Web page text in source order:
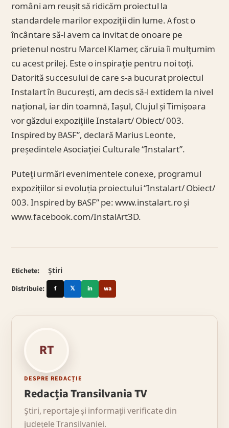
români am reușit să ridicăm proiectul la
standardele marilor expoziții din lume. A fost o
încântare să-l avem ca invitat de onoare pe
prietenul nostru Marcel Klamer, căruia îi mulțumim
cu acest prilej. Este o inspirație pentru noi toți.
Datorită succesului de care s-a bucurat proiectul
Instalart în București, am decis să-l extidem la nivel
național, iar din toamnă, Iașul, Clujul și Timișoara
vor găzdui expozițiile Instalart/ Obiect/ 003.
Inspired by BASF”, declară Marius Leonte,
președintele Asociației Culturale “Instalart”.
Puteți urmări evenimentele conexe, programul
expozițiilor si evoluția proiectului “Instalart/ Obiect/
003. Inspired by BASF” pe: www.instalart.ro și
www.facebook.com/InstalArt3D.
Etichete:
Știri
Distribuie:
f 𝕏 in wa
RT
DESPRE REDACȚIE
Redacția Transilvania TV
Știri, reportaje și informații verificate din
județele Transilvaniei.